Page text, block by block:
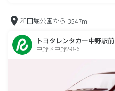
和田堀公園から 3547m
トヨタレンタカー中野駅前
中野区中野2-8-6